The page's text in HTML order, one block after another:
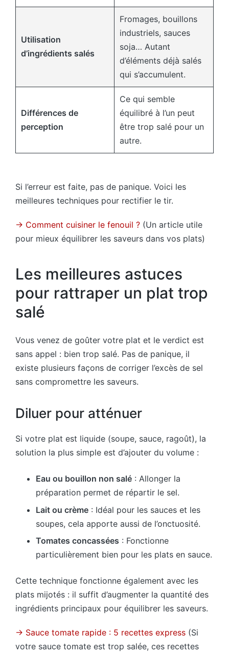
Utilisation
d’ingrédients salés
Fromages, bouillons
industriels, sauces
soja… Autant
d’éléments déjà salés
qui s’accumulent.
Différences de
perception
Ce qui semble
équilibré à l’un peut
être trop salé pour un
autre.
Si l’erreur est faite, pas de panique. Voici les
meilleures techniques pour rectifier le tir.
→ Comment cuisiner le fenouil ? (Un article utile
pour mieux équilibrer les saveurs dans vos plats)
Les meilleures astuces
pour rattraper un plat trop
salé
Vous venez de goûter votre plat et le verdict est
sans appel : bien trop salé. Pas de panique, il
existe plusieurs façons de corriger l’excès de sel
sans compromettre les saveurs.
Diluer pour atténuer
Si votre plat est liquide (soupe, sauce, ragoût), la
solution la plus simple est d’ajouter du volume :
Eau ou bouillon non salé : Allonger la
préparation permet de répartir le sel.
Lait ou crème : Idéal pour les sauces et les
soupes, cela apporte aussi de l’onctuosité.
Tomates concassées : Fonctionne
particulièrement bien pour les plats en sauce.
Cette technique fonctionne également avec les
plats mijotés : il suffit d’augmenter la quantité des
ingrédients principaux pour équilibrer les saveurs.
→ Sauce tomate rapide : 5 recettes express (Si
votre sauce tomate est trop salée, ces recettes